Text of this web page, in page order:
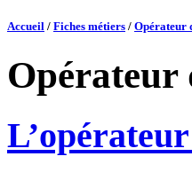
Accueil / Fiches métiers / Opérateur
Opérateur